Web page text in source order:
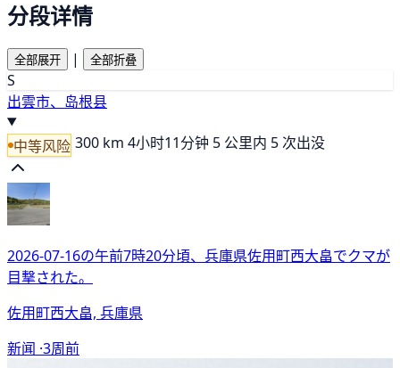
分段详情
全部展开 | 全部折叠
S
出雲市、岛根县
中等风险 300 km 4小时11分钟 5 公里内 5 次出没
2026-07-16の午前7時20分頃、兵庫県佐用町西大畠でクマが
目撃された。
佐用町西大畠, 兵庫県
新闻 ·3周前